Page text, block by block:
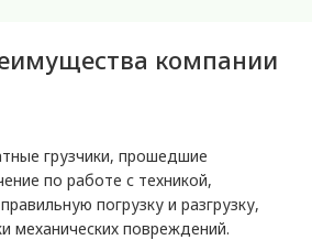
компании
грузчики, прошедшие
по работе с техникой,
погрузку и разгрузку,
механических повреждений.